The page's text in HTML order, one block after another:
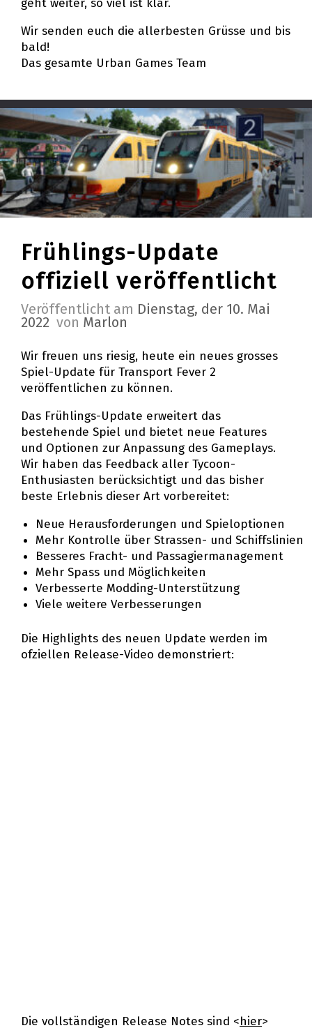
geht weiter, so viel ist klar.
Wir senden euch die allerbesten Grüsse und bis
bald!
Das gesamte Urban Games Team
Frühlings-Update
offiziell veröffentlicht
Veröffentlicht am Dienstag, der 10. Mai
2022 von Marlon
Wir freuen uns riesig, heute ein neues grosses
Spiel-Update für Transport Fever 2
veröffentlichen zu können.
Das Frühlings-Update erweitert das
bestehende Spiel und bietet neue Features
und Optionen zur Anpassung des Gameplays.
Wir haben das Feedback aller Tycoon-
Enthusiasten berücksichtigt und das bisher
beste Erlebnis dieser Art vorbereitet:
Neue Herausforderungen und Spieloptionen
Mehr Kontrolle über Strassen- und Schiffslinien
Besseres Fracht- und Passagiermanagement
Mehr Spass und Möglichkeiten
Verbesserte Modding-Unterstützung
Viele weitere Verbesserungen
Die Highlights des neuen Update werden im
offiziellen Release-Video demonstriert:
Die vollständigen Release Notes sind <hier>